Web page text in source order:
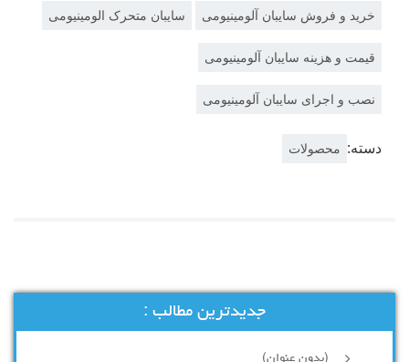
خرید و فروش سایبان آلومینیومی سایبان متحرک الومینیومی
قیمت و هزینه سایبان آلومینیومی
نصب و اجرای سایبان آلومینیومی
دسته: محصولات
جدیدترین مطالب :
(بدون عنوان)